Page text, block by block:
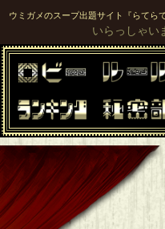
ウミガメのスープ出題サイト『らてらて
いらっしゃい